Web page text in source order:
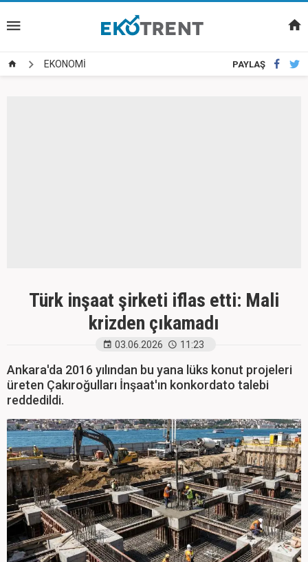
EKONOMİ PAYLAŞ
Türk inşaat şirketi iflas etti: Mali
krizden çıkamadı
03.06.2026 11:23
Ankara'da 2016 yılından bu yana lüks konut projeleri
üreten Çakıroğulları İnşaat'ın konkordato talebi
reddedildi.